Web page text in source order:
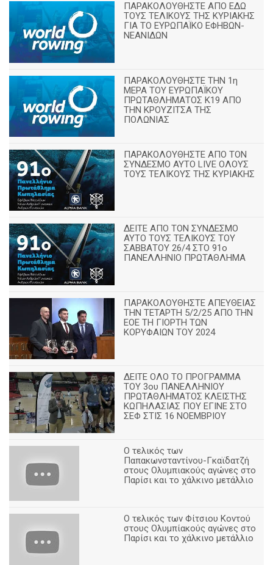
ΠΑΡΑΚΟΛΟΥΘΗΣΤΕ ΑΠΟ ΕΔΩ
ΤΟΥΣ ΤΕΛΙΚΟΥΣ ΤΗΣ ΚΥΡΙΑΚΗΣ
ΓΙΑ ΤΟ ΕΥΡΩΠΑΪΚΟ ΕΦΗΒΩΝ-
ΝΕΑΝΙΔΩΝ
ΠΑΡΑΚΟΛΟΥΘΗΣΤΕ ΤΗΝ 1η
ΜΕΡΑ ΤΟΥ ΕΥΡΩΠΑΪΚΟΥ
ΠΡΩΤΑΘΛΗΜΑΤΟΣ Κ19 ΑΠΟ
ΤΗΝ ΚΡΟΥΖΙΤΣΑ ΤΗΣ
ΠΟΛΩΝΙΑΣ
ΠΑΡΑΚΟΛΟΥΘΗΣΤΕ ΑΠΟ ΤΟΝ
ΣΥΝΔΕΣΜΟ ΑΥΤΟ LIVE ΟΛΟΥΣ
ΤΟΥΣ ΤΕΛΙΚΟΥΣ ΤΗΣ ΚΥΡΙΑΚΗΣ
ΔΕΙΤΕ ΑΠΟ ΤΟΝ ΣΥΝΔΕΣΜΟ
ΑΥΤΟ ΤΟΥΣ ΤΕΛΙΚΟΥΣ ΤΟΥ
ΣΑΒΒΑΤΟΥ 26/4 ΣΤΟ 91ο
ΠΑΝΕΛΛΗΝΙΟ ΠΡΩΤΑΘΛΗΜΑ
ΠΑΡΑΚΟΛΟΥΘΗΣΤΕ ΑΠΕΥΘΕΙΑΣ
ΤΗΝ ΤΕΤΑΡΤΗ 5/2/25 ΑΠΟ ΤΗΝ
ΕΟΕ ΤΗ ΓΙΟΡΤΗ ΤΩΝ
ΚΟΡΥΦΑΙΩΝ ΤΟΥ 2024
ΔΕΙΤΕ ΟΛΟ ΤΟ ΠΡΟΓΡΑΜΜΑ
ΤΟΥ 3ου ΠΑΝΕΛΛΗΝΙΟΥ
ΠΡΩΤΑΘΛΗΜΑΤΟΣ ΚΛΕΙΣΤΗΣ
ΚΩΠΗΛΑΣΙΑΣ ΠΟΥ ΕΓΙΝΕ ΣΤΟ
ΣΕΦ ΣΤΙΣ 16 ΝΟΕΜΒΡΙΟΥ
Ο τελικός των
Παπακωνσταντίνου-Γκαϊδατζή
στους Ολυμπιακούς αγώνες στο
Παρίσι και το χάλκινο μετάλλιο
Ο τελικός των Φίτσιου Κοντού
στους Ολυμπίακούς αγώνες στο
Παρίσι και το χάλκινο μετάλλιο